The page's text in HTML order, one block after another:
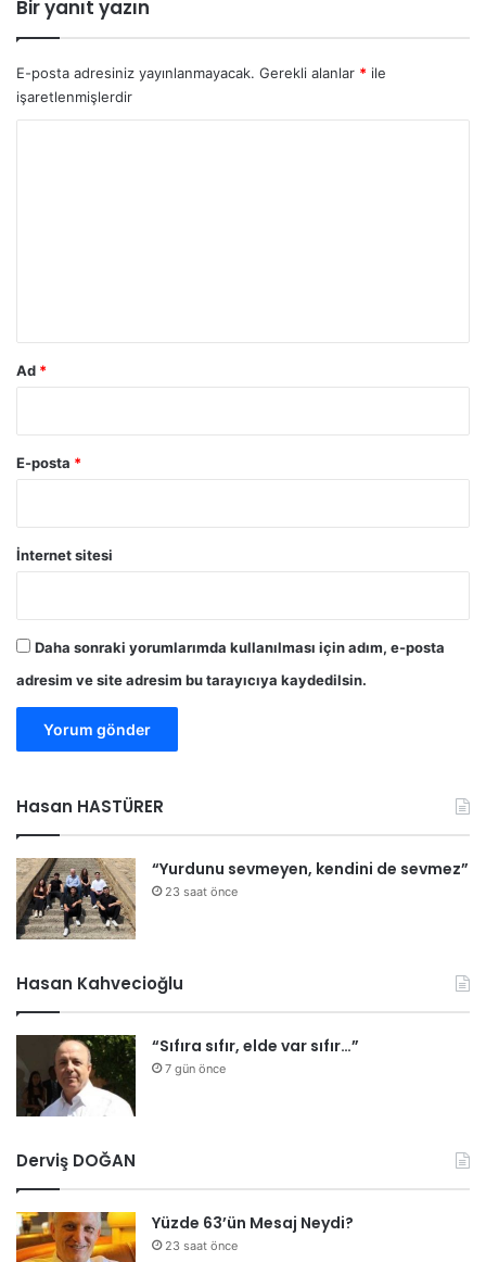
i
n
ö
n
o
l
u
Bir yanıt yazın
E-posta adresiniz yayınlanmayacak. Gerekli alanlar * ile
işaretlenmişlerdir
Ad *
E-posta *
İnternet sitesi
Daha sonraki yorumlarımda kullanılması için adım, e-posta
adresim ve site adresim bu tarayıcıya kaydedilsin.
Hasan HASTÜRER
“Yurdunu sevmeyen, kendini de sevmez”
23 saat önce
Hasan Kahvecioğlu
“Sıfıra sıfır, elde var sıfır…”
7 gün önce
Derviş DOĞAN
Yüzde 63’ün Mesaj Neydi?
23 saat önce